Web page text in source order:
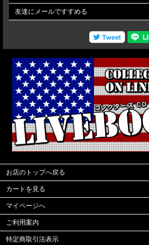
ます。映像クオリティはPro収録したソース
れた映像ですが本アイテムでは完全収録され
しソースを配置しワイドサイズにてBlu-rayか
で東京ドームの広さを収録していますので
sampleをご覧ください。NTSC Menu
友達にメールですすめる
お店のトップへ戻る
カートを見る
マイページへ
ご利用案内
特定商取引法表示